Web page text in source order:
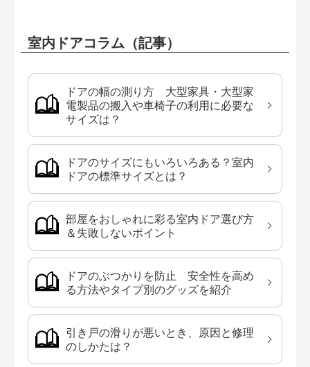
室内ドアコラム（記事）
ドアの幅の測り方 大型家具・大型家
電製品の搬入や車椅子の利用に必要な
サイズは？
ドアのサイズにもいろいろある？室内
ドアの標準サイズとは？
部屋をおしゃれに彩る室内ドア選び方
＆失敗しないポイント
ドアのぶつかりを防止 安全性を高め
る方法やタイプ別のグッズを紹介
引き戸の滑りが悪いとき、原因と修理
のしかたは？